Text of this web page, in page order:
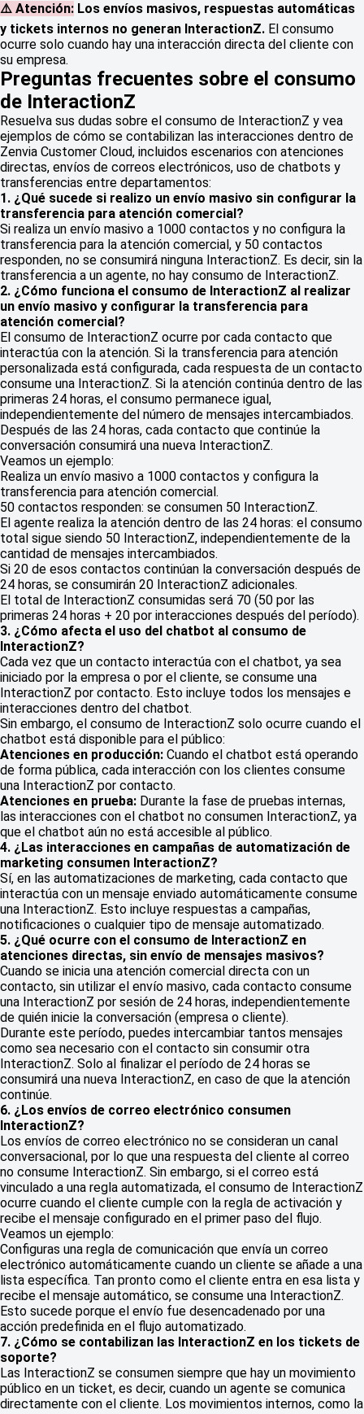
⚠️ Atención: Los envíos masivos, respuestas automáticas
y tickets internos no generan InteractionZ. El consumo
ocurre solo cuando hay una interacción directa del cliente con
su empresa.
Preguntas frecuentes sobre el consumo
de InteractionZ
Resuelva sus dudas sobre el consumo de InteractionZ y vea
ejemplos de cómo se contabilizan las interacciones dentro de
Zenvia Customer Cloud, incluidos escenarios con atenciones
directas, envíos de correos electrónicos, uso de chatbots y
transferencias entre departamentos:
1. ¿Qué sucede si realizo un envío masivo sin configurar la
transferencia para atención comercial?
Si realiza un envío masivo a 1000 contactos y no configura la
transferencia para la atención comercial, y 50 contactos
responden, no se consumirá ninguna InteractionZ. Es decir, sin la
transferencia a un agente, no hay consumo de InteractionZ.
2. ¿Cómo funciona el consumo de InteractionZ al realizar
un envío masivo y configurar la transferencia para
atención comercial?
El consumo de InteractionZ ocurre por cada contacto que
interactúa con la atención. Si la transferencia para atención
personalizada está configurada, cada respuesta de un contacto
consume una InteractionZ. Si la atención continúa dentro de las
primeras 24 horas, el consumo permanece igual,
independientemente del número de mensajes intercambiados.
Después de las 24 horas, cada contacto que continúe la
conversación consumirá una nueva InteractionZ.
Veamos un ejemplo:
Realiza un envío masivo a 1000 contactos y configura la
transferencia para atención comercial.
50 contactos responden: se consumen 50 InteractionZ.
El agente realiza la atención dentro de las 24 horas: el consumo
total sigue siendo 50 InteractionZ, independientemente de la
cantidad de mensajes intercambiados.
Si 20 de esos contactos continúan la conversación después de
24 horas, se consumirán 20 InteractionZ adicionales.
El total de InteractionZ consumidas será 70 (50 por las
primeras 24 horas + 20 por interacciones después del período).
3. ¿Cómo afecta el uso del chatbot al consumo de
InteractionZ?
Cada vez que un contacto interactúa con el chatbot, ya sea
iniciado por la empresa o por el cliente, se consume una
InteractionZ por contacto. Esto incluye todos los mensajes e
interacciones dentro del chatbot.
Sin embargo, el consumo de InteractionZ solo ocurre cuando el
chatbot está disponible para el público:
Atenciones en producción: Cuando el chatbot está operando
de forma pública, cada interacción con los clientes consume
una InteractionZ por contacto.
Atenciones en prueba: Durante la fase de pruebas internas,
las interacciones con el chatbot no consumen InteractionZ, ya
que el chatbot aún no está accesible al público.
4. ¿Las interacciones en campañas de automatización de
marketing consumen InteractionZ?
Sí, en las automatizaciones de marketing, cada contacto que
interactúa con un mensaje enviado automáticamente consume
una InteractionZ. Esto incluye respuestas a campañas,
notificaciones o cualquier tipo de mensaje automatizado.
5. ¿Qué ocurre con el consumo de InteractionZ en
atenciones directas, sin envío de mensajes masivos?
Cuando se inicia una atención comercial directa con un
contacto, sin utilizar el envío masivo, cada contacto consume
una InteractionZ por sesión de 24 horas, independientemente
de quién inicie la conversación (empresa o cliente).
Durante este período, puedes intercambiar tantos mensajes
como sea necesario con el contacto sin consumir otra
InteractionZ. Solo al finalizar el período de 24 horas se
consumirá una nueva InteractionZ, en caso de que la atención
continúe.
6. ¿Los envíos de correo electrónico consumen
InteractionZ?
Los envíos de correo electrónico no se consideran un canal
conversacional, por lo que una respuesta del cliente al correo
no consume InteractionZ. Sin embargo, si el correo está
vinculado a una regla automatizada, el consumo de InteractionZ
ocurre cuando el cliente cumple con la regla de activación y
recibe el mensaje configurado en el primer paso del flujo.
Veamos un ejemplo:
Configuras una regla de comunicación que envía un correo
electrónico automáticamente cuando un cliente se añade a una
lista específica. Tan pronto como el cliente entra en esa lista y
recibe el mensaje automático, se consume una InteractionZ.
Esto sucede porque el envío fue desencadenado por una
acción predefinida en el flujo automatizado.
7. ¿Cómo se contabilizan las InteractionZ en los tickets de
soporte?
Las InteractionZ se consumen siempre que hay un movimiento
público en un ticket, es decir, cuando un agente se comunica
directamente con el cliente. Los movimientos internos, como la